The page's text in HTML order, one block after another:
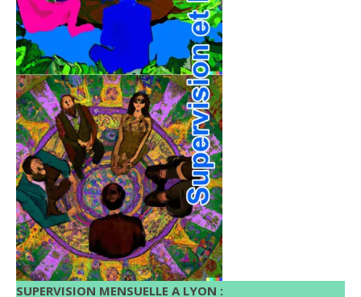
SUPERVISION MENSUELLE A LYON :